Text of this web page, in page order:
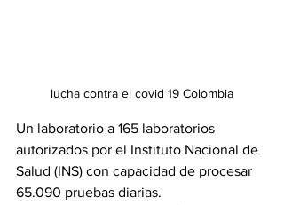
lucha contra el covid 19 Colombia
Un laboratorio a 165 laboratorios
autorizados por el Instituto Nacional de
Salud (INS) con capacidad de procesar
65.090 pruebas diarias.